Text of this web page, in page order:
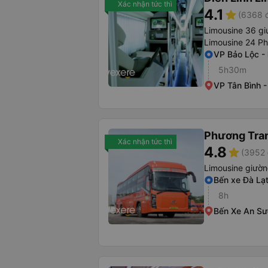
Xác nhận tức thì
4.1 star (6368
Limousine 36
Limousine 24
VP Bảo Lộc -
5h30m
VP Tân Bình
Xác nhận tức thì Phương
4.8star (3952
Limousine
Bến xe Đà Lạt
8h
Bến Xe An